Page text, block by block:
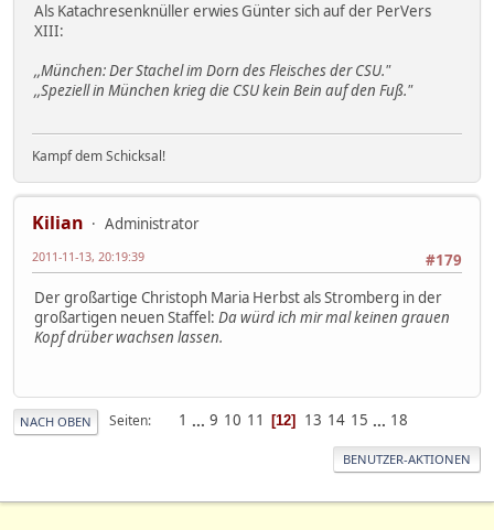
Als Katachresenknüller erwies Günter sich auf der PerVers
XIII:
,,München: Der Stachel im Dorn des Fleisches der CSU."
,,Speziell in München krieg die CSU kein Bein auf den Fuß."
Kampf dem Schicksal!
Kilian
Administrator
#179
2011-11-13, 20:19:39
Der großartige Christoph Maria Herbst als Stromberg in der
großartigen neuen Staffel: Da würd ich mir mal keinen grauen
Kopf drüber wachsen lassen.
NACH OBEN Seiten 1 ... 9 10 11 12 13 14 15 ... 18
BENUTZER-AKTIONEN